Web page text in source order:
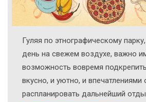
Гуляя по этнографическому
день на свежем воздухе, важно
возможность вовремя
вкусно, и уютно, и впечатлениями
распланировать дальнейший